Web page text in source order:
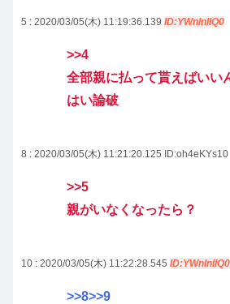
5 : 2020/03/05(木) 11:19:36.139 ID:YWnlnIIQ0
>>4
全部親に払って貰えばいい
はい論破
8 : 2020/03/05(木) 11:21:20.125 ID:oh4eKYs10
>>5
親がいなくなったら？
10 : 2020/03/05(木) 11:22:28.545 ID:YWnlnIIQ0
>>8>>9